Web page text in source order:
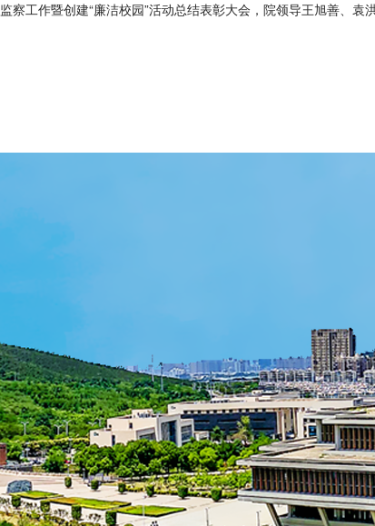
工作暨创建“廉洁校园”活动总结表彰大会，院领导王旭善、